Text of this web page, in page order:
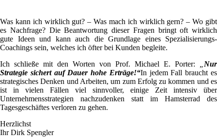
Was kann ich wirklich gut? – Was mach ich wirklich gern? – Wo gibt
es Nachfrage? Die Beantwortung dieser Fragen bringt oft wirklich
gute Ideen und kann auch die Grundlage eines Spezialisierungs-
Coachings sein, welches ich öfter bei Kunden begleite.
Ich schließe mit den Worten von Prof. Michael E. Porter:
Nur
Strategie sichert auf Dauer hohe Erträge!“In jedem Fall braucht es
strategisches Denken und Arbeiten, um zum Erfolg zu kommen und es
ist in vielen Fällen viel sinnvoller, einige Zeit intensiv über
Unternehmensstrategien nachzudenken statt im Hamsterrad des
Tagesgeschäftes verloren zu gehen.
Herzlichst
Ihr Dirk Spengler